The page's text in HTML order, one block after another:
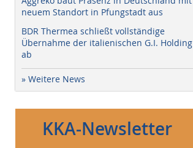
neuem Standort in Pfungstadt aus
BDR Thermea schließt vollständige
Übernahme der italienischen G.I. Holding
ab
» Weitere News
KKA-Newsletter